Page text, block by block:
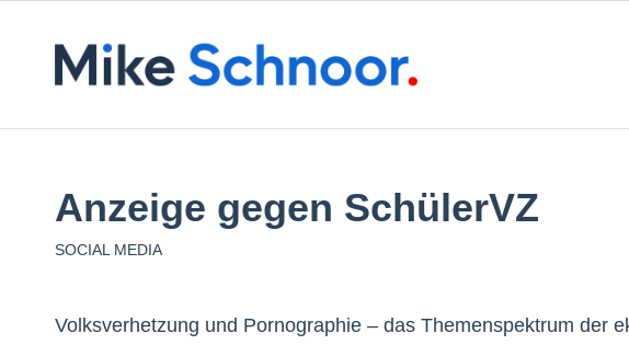
Anzeige gegen SchülerVZ
SOCIAL MEDIA
Volksverhetzung und Pornographie – das Themenspektrum der